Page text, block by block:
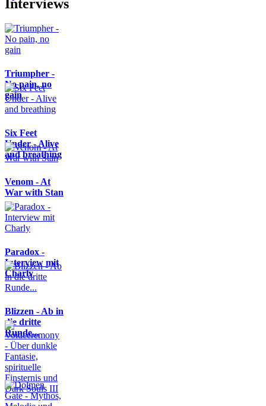
Interviews
Triumpher -
No pain, no
gain
Six Feet
Under - Alive
and breathing
Venom - At
War with Stan
Paradox -
Interview mit
Charly
Blizzen - Ab in
die dritte
Runde...